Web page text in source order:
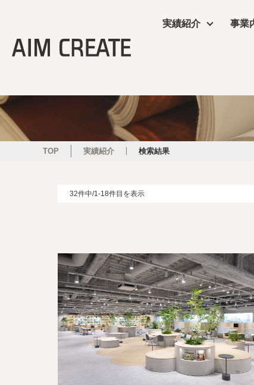
実績紹介
商業施設
サービス
オフィス・ショー
事業
プランニング
施工・制作管理
会社概要
役員・組織図
エイムクリエイ
ワクテナブルとは
提案資料
ニュース
TOP 実績紹介 検索結果
32件中/1-18件目を表示